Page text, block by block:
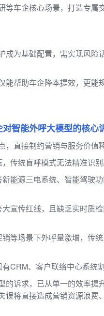
等车企核心场景，打造专属
成为基础配置，需实现风险
能帮助车企降本提效，更能
对智能外呼大模型的核心
直接制约营销与服务价值
传统盲呼模式无法精准识
能源三电系统、智能驾驶
宣传红线，且缺乏实时质
等场景下外呼量激增，传
CRM、客户联络中心系统
的诉求，已从单一的效率提
误将直接造成营销资源浪费